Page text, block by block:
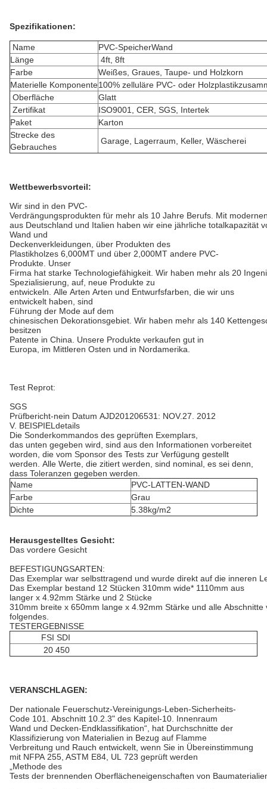
Spezifikationen:
Name
PVC-SpeicherWand
Länge
4ft, 8ft
Farbe
Weißes, Graues, Taupe- und Holzkorn
Materielle Komponente100% zelluläre PVC- oder
Oberfläche
Glatt
Zertifikat
ISO9001, CER, SGS, Intertek
Paket
Karton
Strecke des
Gebrauches
Garage, Lagerraum, Keller, Wäscherei
Wettbewerbsvorteil:
Wir sind in den PVC-
Verdrängungsprodukten für mehr als 10 Jahre Berufs. Mit
aus Deutschland und Italien haben wir eine jährliche totalkapazität
Wand und
Deckenverkleidungen, über Produkten des
Plastikholzes 6,000MT und über 2,000MT andere PVC-
Produkte. Unser
Firma hat starke Technologiefähigkeit. Wir haben mehr als 20
Spezialisierung, auf, neue Produkte zu
entwickeln. Alle Arten Arten und Entwurfsfarben, die wir uns
entwickelt haben, sind
Führung der Mode auf dem
chinesischen Dekorationsgebiet. Wir haben mehr als 140
besitzen
Patente in China. Unsere Produkte verkaufen gut in
Europa, im Mittleren Osten und in Nordamerika.
Test Reprot:
SGS
Prüfbericht-nein Datum AJD201206531: NOV.27. 2012
V. BEISPIELdetails
Die Sonderkommandos des geprüften Exemplars,
das unten gegeben wird, sind aus den Informationen vorbereitet
worden, die vom Sponsor des Tests zur Verfügung gestellt
werden. Alle Werte, die zitiert werden, sind nominal, es sei denn,
dass Toleranzen gegeben werden.
Name
PVC-LATTEN-WAND
Farbe
Grau
Dichte
5.38kg/m2
Herausgestelltes Gesicht:
Das vordere Gesicht
BEFESTIGUNGSARTEN:
Das Exemplar war selbsttragend und wurde direkt auf die inneren
Das Exemplar bestand 12 Stücken 310mm wide* 1110mm aus
langer x 4.92mm Stärke und 2 Stücke
310mm breite x 650mm lange x 4.92mm Stärke und alle
folgendes.
TESTERGEBNISSE
FSI SDI
20 450
VERANSCHLAGEN:
Der nationale Feuerschutz-Vereinigungs-Leben-Sicherheits-
Code 101. Abschnitt 10.2.3" des Kapitel-10. Innenraum
Wand und Decken-Endklassifikation“, hat Durchschnitte der
Klassifizierung von Materialien in Bezug auf Flamme
Verbreitung und Rauch entwickelt, wenn Sie in Übereinstimmung
mit NFPA 255, ASTM E84, UL 723 geprüft werden
„Methode des
Tests der brennenden Oberflächeneigenschaften von